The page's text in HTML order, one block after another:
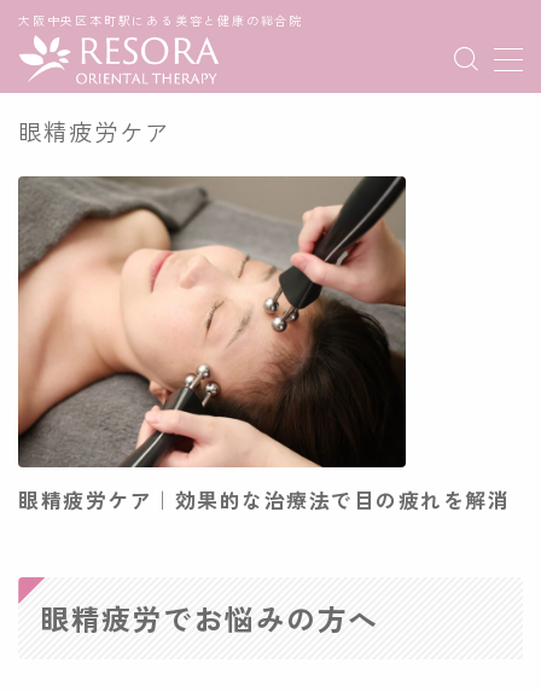
大阪中央区本町駅にある美容と健康の総合院
MENU
スタッフ
コンセプト
アクセス
よくあるご質問
眼精疲労ケア
眼精疲労ケア｜効果的な治療法で目の疲れを解消
眼精疲労でお悩みの方へ